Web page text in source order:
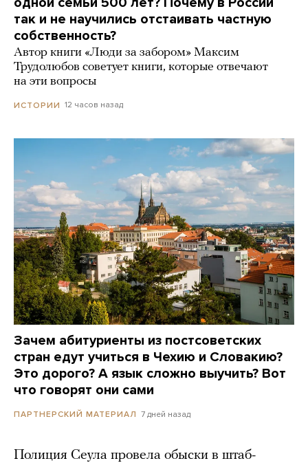
так и не научились отстаивать частную
собственность?
Автор книги «Люди за забором» Максим
Трудолюбов советует книги, которые отвечают
на эти вопросы
ИСТОРИИ 12 часов назад
Зачем абитуриенты из постсоветских
стран едут учиться в Чехию и Словакию?
Это дорого? А язык сложно выучить? Вот
что говорят они сами
ПАРТНЕРСКИЙ МАТЕРИАЛ 7 дней назад
Полиция Сеула провела обыски в штаб-